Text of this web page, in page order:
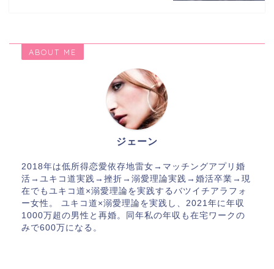
ABOUT ME
ジェーン
2018年は低所得恋愛依存地雷女→マッチングアプリ婚
活→ユキコ道実践→挫折→溺愛理論実践→婚活卒業→現
在でもユキコ道×溺愛理論を実践するバツイチアラフォ
ー女性。 ユキコ道×溺愛理論を実践し、2021年に年収
1000万超の男性と再婚。同年私の年収も在宅ワークの
みで600万になる。